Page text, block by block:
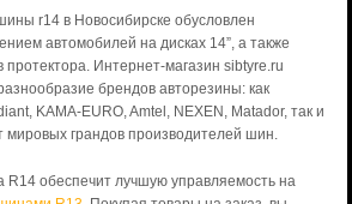
r14 в Новосибирске обусловлен
автомобилей на дисках 14”, а также
протектора. Интернет-магазин sibtyre.ru
брендов авторезины: как
KAMA-EURO, Amtel, NEXEN, Matador, так и
мировых грандов производителей шин.
R14 обеспечит лучшую управляемость на